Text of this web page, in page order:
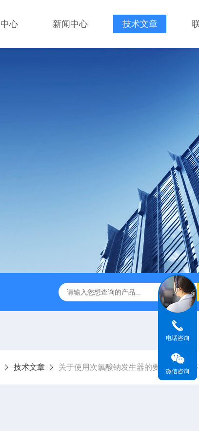
心 新闻中心 技术文章
化污水处理设备 电解法次氯酸钠发生器 二氧化氯发
技术文章 关于使用次氯酸钠发生器的要点，一定
电话咨询
微信咨询